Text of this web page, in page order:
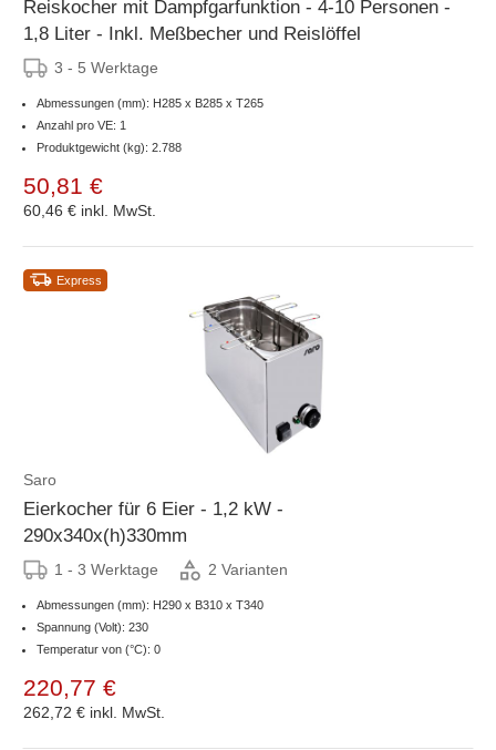
Reiskocher mit Dampfgarfunktion - 4-10 Personen -
1,8 Liter - Inkl. Meßbecher und Reislöffel
3 - 5 Werktage
Abmessungen (mm): H285 x B285 x T265
Anzahl pro VE: 1
Produktgewicht (kg): 2.788
50,81 €
60,46 € inkl. MwSt.
Express
Saro
Eierkocher für 6 Eier - 1,2 kW -
290x340x(h)330mm
1 - 3 Werktage 2 Varianten
Abmessungen (mm): H290 x B310 x T340
Spannung (Volt): 230
Temperatur von (°C): 0
220,77 €
262,72 € inkl. MwSt.